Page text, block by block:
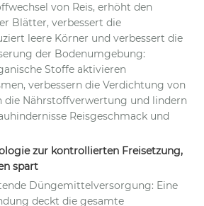
von Reis, erhöht den
Blätter, verbessert die
leere Körner und verbessert die
der Bodenumgebung:
Stoffe aktivieren
verbessern die Verdichtung von
die Nährstoffverwertung und lindern
Reisgeschmack und
zur kontrollierten Freisetzung,
spart
Düngemittelversorgung: Eine
deckt die gesamte